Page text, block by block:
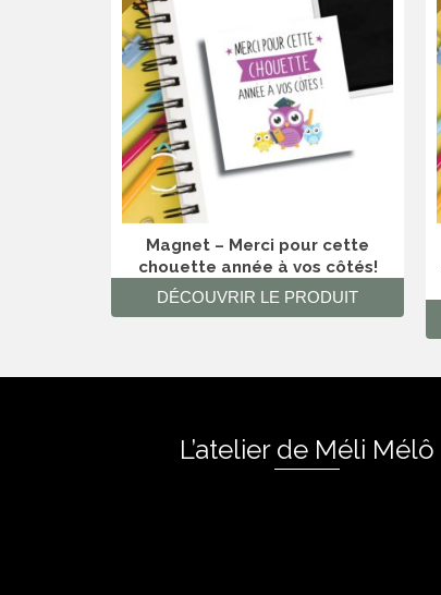
Magnet – Merci pour cette
chouette année à vos côtés!
DÉCOUVRIR LE PRODUIT
L’atelier de Méli Mélô